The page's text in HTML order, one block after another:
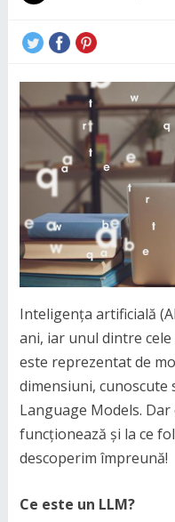
Inteligența artificială
ani, iar unul dintre
este reprezentat de
dimensiuni,
Language Models.
funcționează și la ce
descoperim împreună!
Ce este un LLM?